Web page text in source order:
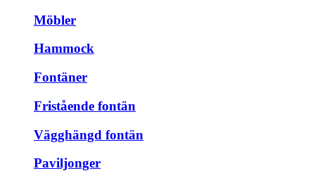
Möbler
Hammock
Fontäner
Fristående fontän
Vägghängd fontän
Paviljonger